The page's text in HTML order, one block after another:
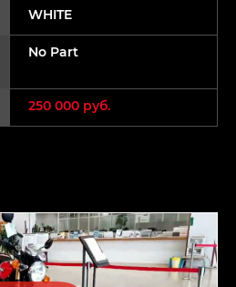
WHITE
No Part
250 000 руб.